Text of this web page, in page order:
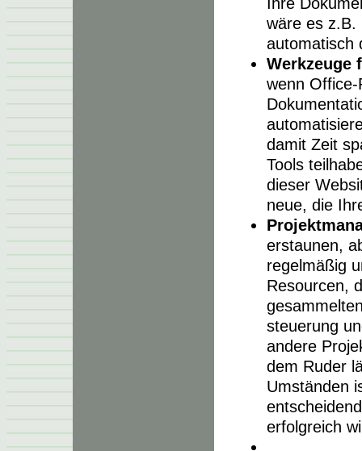
wäre es z.B.
automatisch
Werkzeuge
wenn
damit Zeit
Tools
dieser
neue, die
erstaunen,
regelmäßig
Resourcen,
steuerung
andere
dem Ruder
Umständen
erfolgreich